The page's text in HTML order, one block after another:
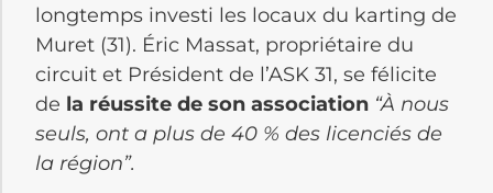
longtemps investi les locaux du karting de
Muret (31). Éric Massat, propriétaire du
circuit et Président de l’ASK 31, se félicite
de la réussite de son association “À nous
seuls, ont a plus de 40 % des licenciés de
la région”.